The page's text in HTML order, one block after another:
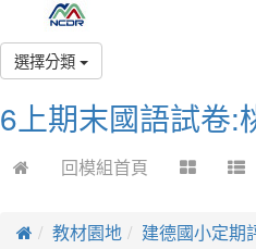
選擇分類
6上期末國語試卷:
回模組首頁
教材園地 建德國小定期